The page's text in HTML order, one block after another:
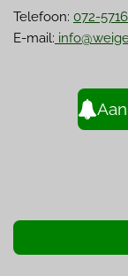
Telefoon: 072-
E-mail: